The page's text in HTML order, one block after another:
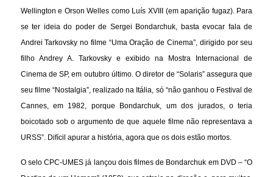
Wellington e Orson Welles como Luís XVIII (em aparição fugaz). Para
se ter ideia do poder de Sergei Bondarchuk, basta evocar fala de
Andrei Tarkovsky no filme “Uma Oração de Cinema”, dirigido por seu
filho Andrey A. Tarkovsky e exibido na Mostra Internacional de
Cinema de SP, em outubro último. O diretor de “Solaris” assegura que
seu filme “Nostalgia”, realizado na Itália, só “não ganhou o Festival de
Cannes, em 1982, porque Bondarchuk, um dos jurados, o teria
boicotado sob o argumento de que aquele filme não representava a
URSS”. Difícil apurar a história, agora que os dois estão mortos.
O selo CPC-UMES já lançou dois filmes de Bondarchuk em DVD – “O